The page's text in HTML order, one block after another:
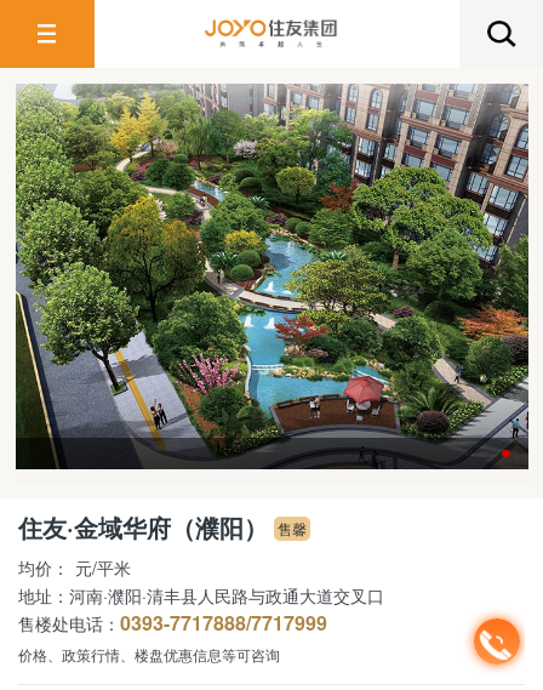
住友·金域华府（濮阳） 售馨
均价： 元/平米
地址： 河南·濮阳·清丰县人民路与政通大道交叉口
售楼处电话： 0393-7717888/7717999
价格、政策行情、楼盘优惠信息等可咨询